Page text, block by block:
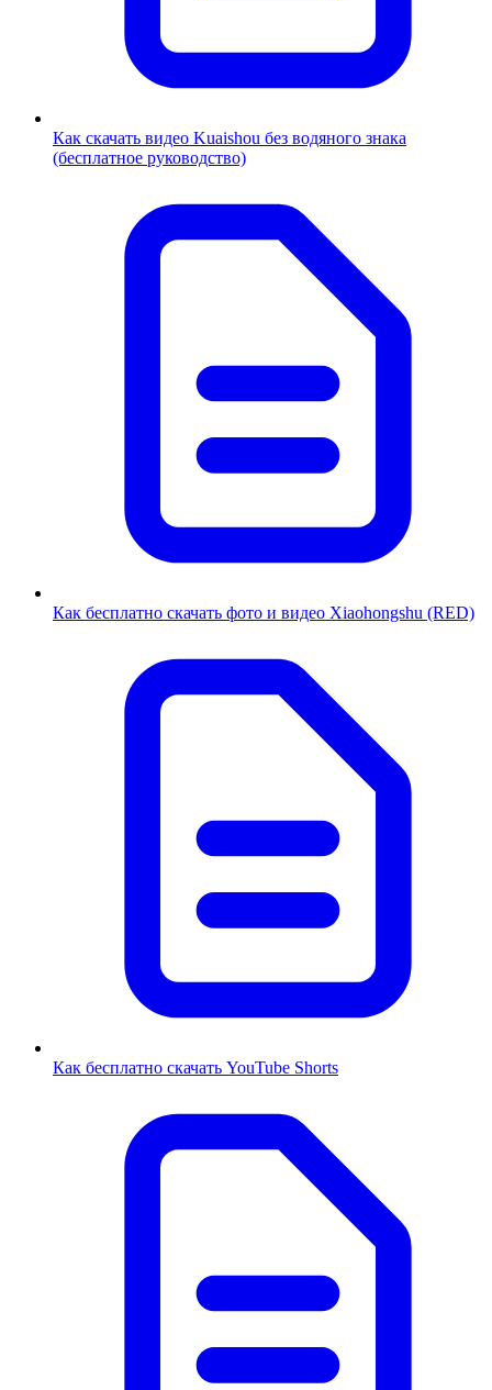
Как скачать видео Kuaishou без водяного знака
(бесплатное руководство)
Как бесплатно скачать фото и видео Xiaohongshu (RED)
Как бесплатно скачать YouTube Shorts